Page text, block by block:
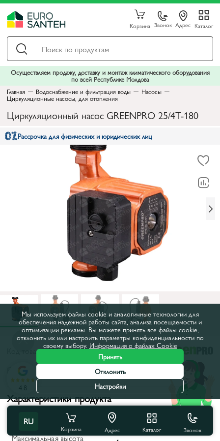
Корзина Звонок Адрес Каталог
Осуществляем продажу, доставку и монтаж климатического оборудования
по всей Республике Молдова
Главная
Водоснабжение и фильтрация воды Насосы
Циркуляционные насосы, для отопления
Циркуляционный насос GREENPRO 25/4T-180
Рассрочка для физических и юридических лиц
Код товара:1111
Все характеристики
Характеристики продукта
Межосевое расстояние, мм:
180
Максимальная высота
RU
Корзина Адрес Каталог Звонок
4.8
Мы используем файлы cookie и аналогичные технологии для
обеспечения надежной работы сайта, анализа посещаемости и
оптимизации рекламы. Вы можете принять все файлы cookie,
отклонить их или настроить параметры конфиденциальности по
своему выбору. Информация о файлах Cookie
Принять
Отклонить
Настройки